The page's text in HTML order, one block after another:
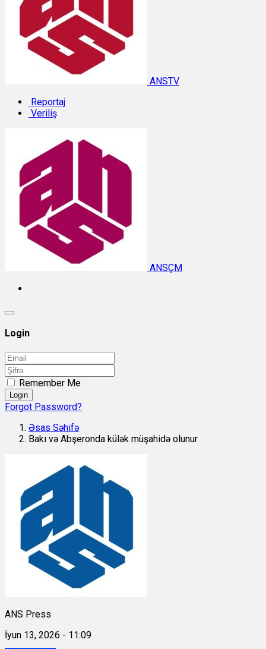
ANSTV
Reportaj
Veriliş
ANSÇM
Login
Remember Me
Login
Forgot Password?
Əsas Səhifə
Bakı və Abşeronda külək müşahidə olunur
ANS Press
İyun 13, 2026 - 11:09